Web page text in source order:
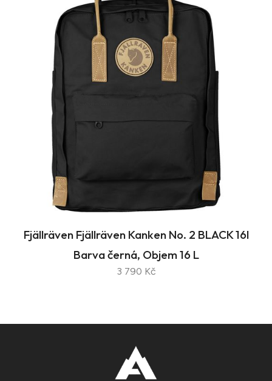
Fjällräven Fjällräven Kanken No. 2 BLACK 16l
Barva černá, Objem 16 L
3 790 Kč